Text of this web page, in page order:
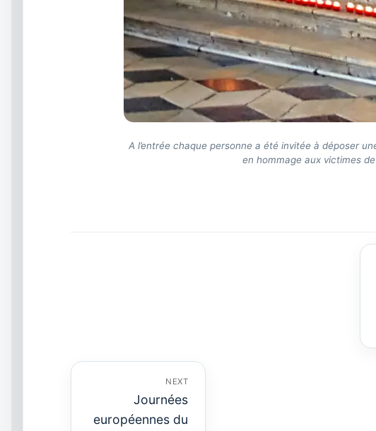
A l’entrée chaque personne a été invitée à déposer
en hommage aux victimes
NEXT
Next
Journées
européennes du